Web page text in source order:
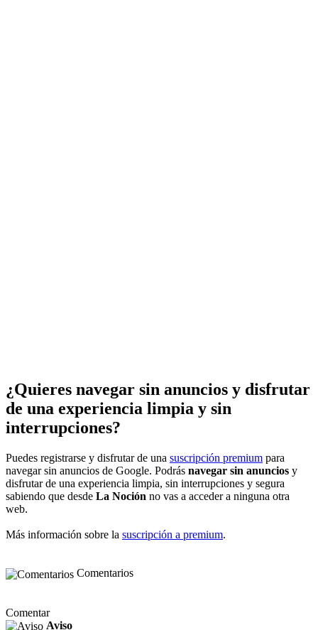
¿Quieres navegar sin anuncios y disfrutar
de una experiencia limpia y sin
interrupciones?
Puedes registrarse y disfrutar de una suscripción premium para
navegar sin anuncios de Google. Podrás navegar sin anuncios y
disfrutar de una experiencia limpia, sin interrupciones y segura
sabiendo que desde La Noción no vas a acceder a ninguna otra
web.
Más información sobre la suscripción a premium.
Comentarios
Comentar
Aviso